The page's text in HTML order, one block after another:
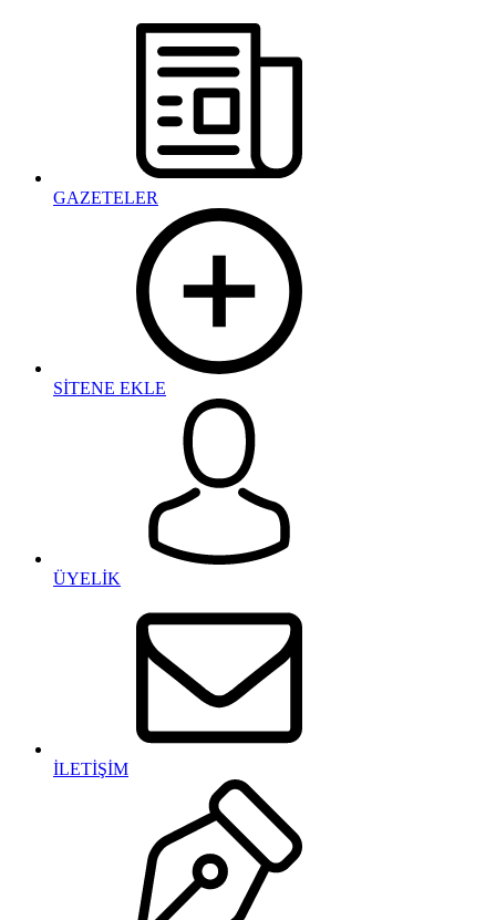
GAZETELER
SİTENE EKLE
ÜYELİK
İLETİŞİM